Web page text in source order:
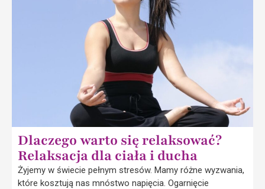
Dlaczego warto się relaksować?
Relaksacja dla ciała i ducha
Żyjemy w świecie pełnym stresów. Mamy różne wyzwania,
które kosztują nas mnóstwo napięcia. Ogarnięcie